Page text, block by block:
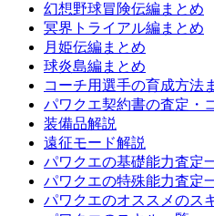
幻想野球冒険伝編まとめ
冥界トライアル編まとめ
月姫伝編まとめ
球炎島編まとめ
コーチ用選手の育成方法
パワクエ契約書の査定・
装備品解説
遠征モード解説
パワクエの基礎能力査定
パワクエの特殊能力査定
パワクエのオススメのス